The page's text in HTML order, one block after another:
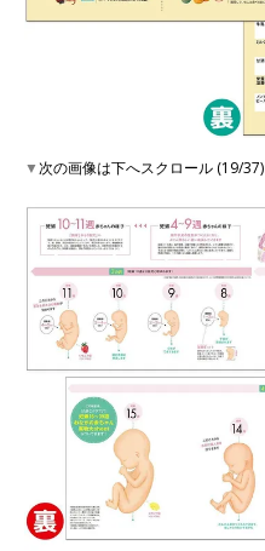
▼次の画像は下へスクロール (19/37)